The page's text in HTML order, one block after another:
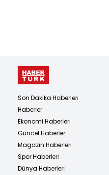
Son Dakika Haberleri
Haberler
Ekonomi Haberleri
Güncel Haberler
Magazin Haberleri
Spor Haberleri
Dünya Haberleri